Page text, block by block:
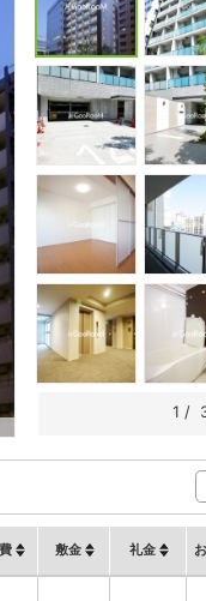
1 /
敷金 礼金